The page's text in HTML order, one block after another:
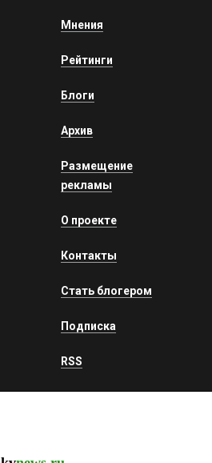
Мнения
Рейтинги
Блоги
Архив
Размещение
рекламы
О проекте
Контакты
Стать блогером
Подписка
RSS